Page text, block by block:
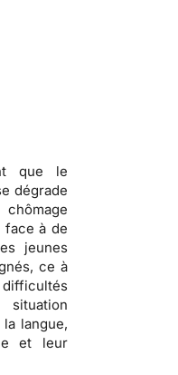
que le
dégrade
face à de
jeunes
ce à
langue,
et leur